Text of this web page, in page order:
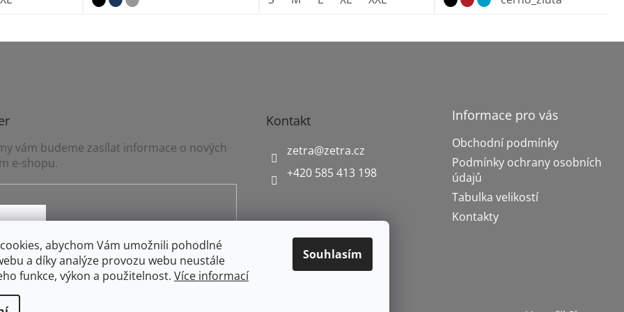
abychom Vám umožnili pohodlné
a díky analýze provozu webu neustále
funkce, výkon a použitelnost. Více informací
Souhlasím
vám budeme zasílat informace o nových
e-shopu.
ochrany osobních údajů
Kontakt
zetra@zetra.cz
+420 585 413 198
Informace pro vás
Obchodní podmínky
Podmínky ochrany osobních
údajů
Tabulka velikostí
Kontakty